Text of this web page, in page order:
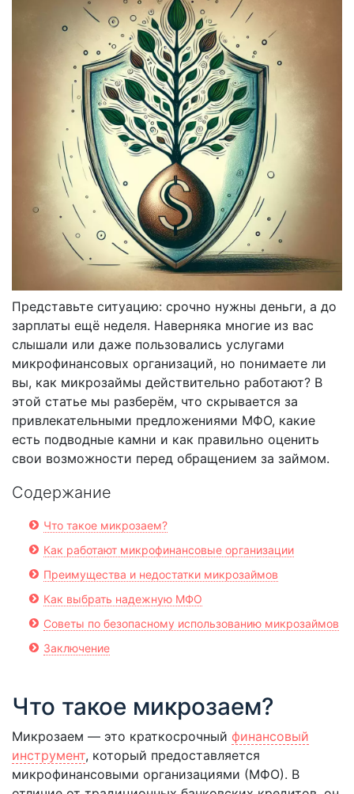
Представьте ситуацию: срочно нужны деньги, а до
зарплаты ещё неделя. Наверняка многие из вас
слышали или даже пользовались услугами
микрофинансовых организаций, но понимаете ли
вы, как микрозаймы действительно работают? В
этой статье мы разберём, что скрывается за
привлекательными предложениями МФО, какие
есть подводные камни и как правильно оценить
свои возможности перед обращением за займом.
Содержание
Что такое микрозаем?
Как работают микрофинансовые организации
Преимущества и недостатки микрозаймов
Как выбрать надежную МФО
Советы по безопасному использованию микрозаймов
Заключение
Что такое микрозаем?
Микрозаем — это краткосрочный финансовый
инструмент, который предоставляется
микрофинансовыми организациями (МФО). В